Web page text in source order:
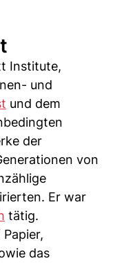
Institute,
und
und dem
der
von
Er war
tätig.
das